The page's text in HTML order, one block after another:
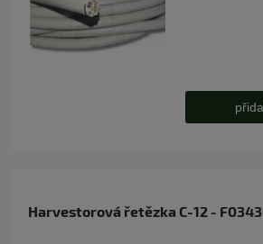
Harvestorová řetězka C-12 -